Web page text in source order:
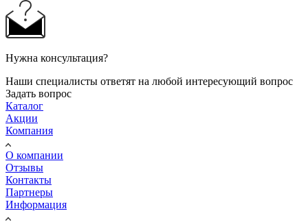
Нужна консультация?
Наши специалисты ответят на любой интересующий вопрос
Задать вопрос
Каталог
Акции
Компания
О компании
Отзывы
Контакты
Партнеры
Информация